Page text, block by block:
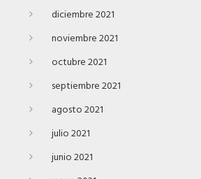
diciembre 2021
noviembre 2021
octubre 2021
septiembre 2021
agosto 2021
julio 2021
junio 2021